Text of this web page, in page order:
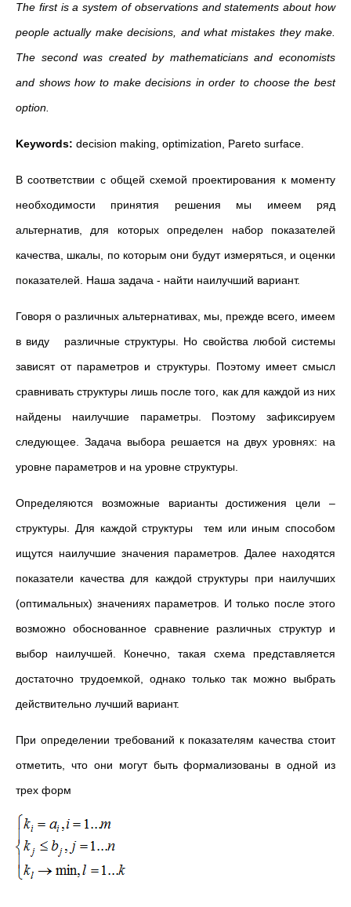
The first is a system of observations and statements about how
people actually make decisions, and what mistakes they make.
The second was created by mathematicians and economists
and shows how to make decisions in order to choose the best
option.
Keywords: decision making, optimization, Pareto surface.
В соответствии с общей схемой проектирования к моменту
необходимости принятия решения мы имеем ряд
альтернатив, для которых определен набор показателей
качества, шкалы, по которым они будут измеряться, и оценки
показателей. Наша задача - найти наилучший вариант.
Говоря о различных альтернативах, мы, прежде всего, имеем
в виду различные структуры. Но свойства любой системы
зависят от параметров и структуры. Поэтому имеет смысл
сравнивать структуры лишь после того, как для каждой из них
найдены наилучшие параметры. Поэтому зафиксируем
следующее. Задача выбора решается на двух уровнях: на
уровне параметров и на уровне структуры.
Определяются возможные варианты достижения цели –
структуры. Для каждой структуры тем или иным способом
ищутся наилучшие значения параметров. Далее находятся
показатели качества для каждой структуры при наилучших
(оптимальных) значениях параметров. И только после этого
возможно обоснованное сравнение различных структур и
выбор наилучшей. Конечно, такая схема представляется
достаточно трудоемкой, однако только так можно выбрать
действительно лучший вариант.
При определении требований к показателям качества стоит
отметить, что они могут быть формализованы в одной из
трех форм